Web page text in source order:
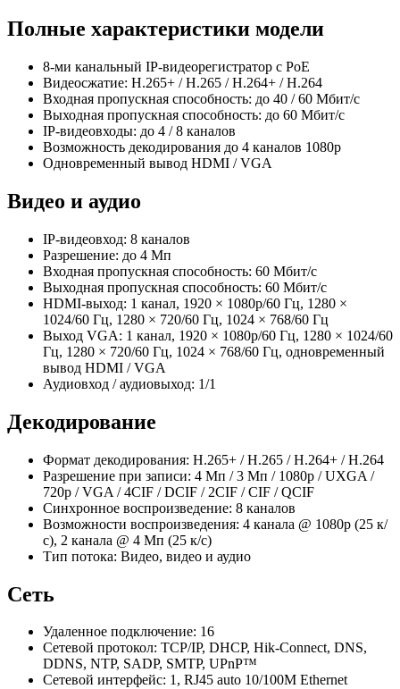
Полные характеристики модели
8-ми канальный IP-видеорегистратор с PoE
Видеосжатие: H.265+ / H.265 / H.264+ / H.264
Входная пропускная способность: до 40 / 60 Мбит/с
Выходная пропускная способность: до 60 Мбит/с
IP-видеовходы: до 4 / 8 каналов
Возможность декодирования до 4 каналов 1080p
Одновременный вывод HDMI / VGA
Видео и аудио
IP-видеовход: 8 каналов
Разрешение: до 4 Mп
Входная пропускная способность: 60 Мбит/с
Выходная пропускная способность: 60 Мбит/с
HDMI-выход: 1 канал, 1920 × 1080p/60 Гц, 1280 ×
1024/60 Гц, 1280 × 720/60 Гц, 1024 × 768/60 Гц
Выход VGA: 1 канал, 1920 × 1080p/60 Гц, 1280 × 1024/60
Гц, 1280 × 720/60 Гц, 1024 × 768/60 Гц, одновременный
вывод HDMI / VGA
Аудиовход / аудиовыход: 1/1
Декодирование
Формат декодирования: H.265+ / H.265 / H.264+ / H.264
Разрешение при записи: 4 Мп / 3 Мп / 1080p / UXGA /
720p / VGA / 4CIF / DCIF / 2CIF / CIF / QCIF
Синхронное воспроизведение: 8 каналов
Возможности воспроизведения: 4 канала @ 1080p (25 к/
с), 2 канала @ 4 Мп (25 к/с)
Тип потока: Видео, видео и аудио
Сеть
Удаленное подключение: 16
Сетевой протокол: TCP/IP, DHCP, Hik-Connect, DNS,
DDNS, NTP, SADP, SMTP, UPnP™
Сетевой интерфейс: 1, RJ45 auto 10/100M Ethernet